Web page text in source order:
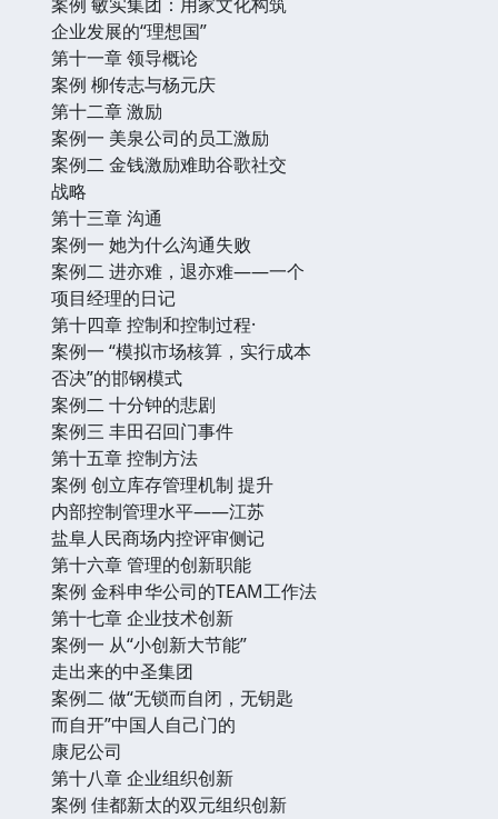
案例 敏实集团：用家文化构筑
企业发展的“理想国”
第十一章 领导概论
案例 柳传志与杨元庆
第十二章 激励
案例一 美泉公司的员工激励
案例二 金钱激励难助谷歌社交
战略
第十三章 沟通
案例一 她为什么沟通失败
案例二 进亦难，退亦难——一个
项目经理的日记
第十四章 控制和控制过程·
案例一 “模拟市场核算，实行成本
否决”的邯钢模式
案例二 十分钟的悲剧
案例三 丰田召回门事件
第十五章 控制方法
案例 创立库存管理机制 提升
内部控制管理水平——江苏
盐阜人民商场内控评审侧记
第十六章 管理的创新职能
案例 金科申华公司的TEAM工作法
第十七章 企业技术创新
案例一 从“小创新大节能”
走出来的中圣集团
案例二 做“无锁而自闭，无钥匙
而自开”中国人自己门的
康尼公司
第十八章 企业组织创新
案例 佳都新太的双元组织创新